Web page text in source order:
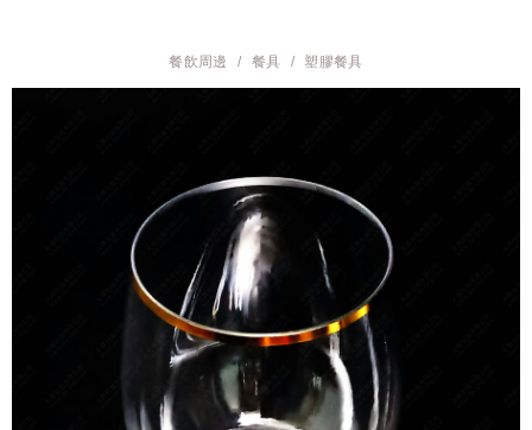
餐飲周邊 餐具 塑膠餐具